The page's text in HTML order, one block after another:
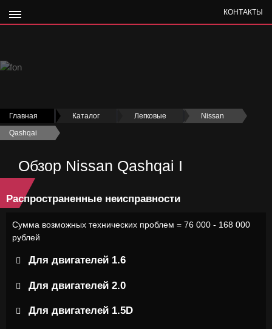
КОНТАКТЫ
Главная › Каталог Легковые › Nissan
›
Qashqai
›
Обзор Nissan Qashqai I
Распространенные неисправности
Сумма возможных технических проблем = 76 000 - 168 000
рублей
Для двигателей 1.6
Для двигателей 2.0
Для двигателей 1.5D